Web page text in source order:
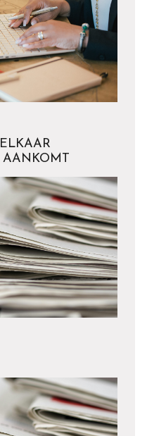
AANKOMT